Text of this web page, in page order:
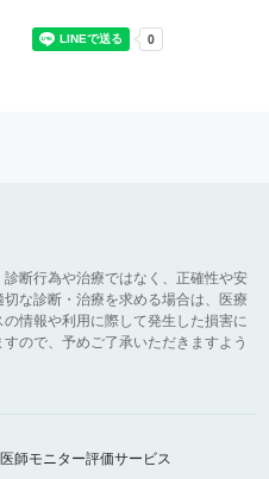
断行為や治療ではなく、正確性や安
な診断・治療を求める場合は、医療
情報や利用に際して発生した損害に
ので、予めご了承いただきますよう
師モニター評価サービス